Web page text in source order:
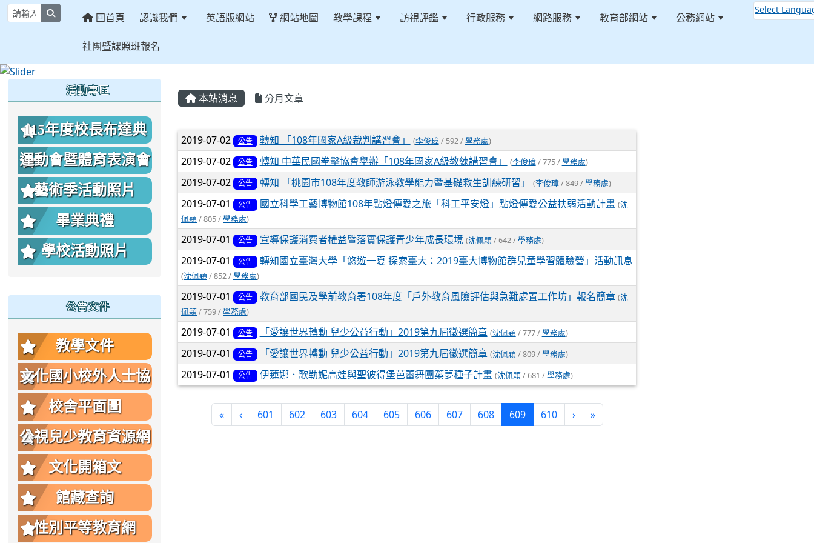
回首頁 認識我們 英語版網站 網站地圖 教學課程 訪視評鑑 行政服務 網路服務 教育部網站 公務網站
社團暨課照班報名
Select
本站消息 分月文章
文章列表
2019-07-02 公告 轉知 「108年國家A級裁判講習會」 (李俊璋/ 592 /學務處)
2019-07-02 公告 轉知 中華民國拳擊協會舉辦「108年國家A級教練講習會」 (李俊璋/ 775 /學務處)
2019-07-02 公告 轉知 「桃園市108年度教師游泳教學能力暨基礎救生訓練研習」 (李俊璋/ 849 /學務處)
2019-07-01 公告 國立科學工藝博物館108年點燈傳愛之旅「科工平安燈」點燈傳愛公益扶弱活動計畫 (沈
佩穎/ 805 /學務處)
2019-07-01 公告 宣導保護消費者權益暨落實保護青少年成長環境 (沈佩穎/ 642 /學務處)
2019-07-01 公告 轉知國立臺灣大學「悠遊一夏 探索臺大：2019臺大博物館群兒童學習體驗營」活動訊息
(沈佩穎/ 852 /學務處)
2019-07-01 公告 教育部國民及學前教育署108年度「戶外教育風險評估與急難處置工作坊」報名簡章 (沈
佩穎/ 759 /學務處)
2019-07-01 公告 「愛讓世界轉動 兒少公益行動」2019第九屆徵選簡章 (沈佩穎/ 777 /學務處)
2019-07-01 公告 「愛讓世界轉動 兒少公益行動」2019第九屆徵選簡章 (沈佩穎/ 809 /學務處)
2019-07-01 公告 伊蓮娜．歌勒妮高娃與聖彼得堡芭蕾舞團築夢種子計畫 (沈佩穎/ 681 /學務處)
« ‹ 601 602 603 604 605 606 607 608 609(current)
610 › »
活動專區
115年度校長布達典
禮照片
運動會暨體育表演會
照片
藝術季活動照片
畢業典禮
學校活動照片
公告文件
教學文件
文化國小校外人士協
助教學或活動要點
校舍平面圖
公視兒少教育資源網
文化開箱文
館藏查詢
性別平等教育網